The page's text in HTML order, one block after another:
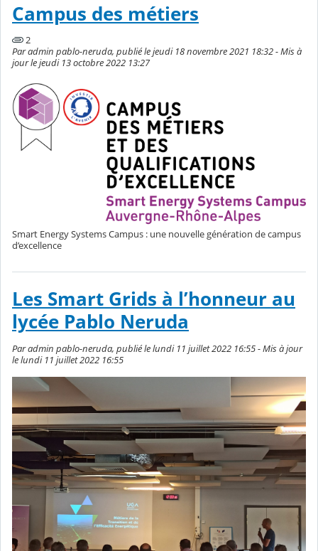
Campus des métiers
2
Par admin pablo-neruda, publié le jeudi 18 novembre 2021 18:32 - Mis à
jour le jeudi 13 octobre 2022 13:27
Smart Energy Systems Campus : une nouvelle génération de campus
d’excellence
Les Smart Grids à l’honneur au
lycée Pablo Neruda
Par admin pablo-neruda, publié le lundi 11 juillet 2022 16:55 - Mis à jour
le lundi 11 juillet 2022 16:55